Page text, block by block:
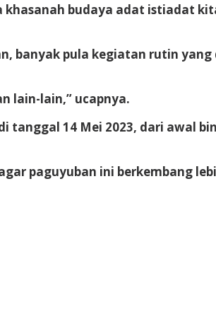
khasanah budaya adat istiadat
banyak pula kegiatan rutin
lain-lain,” ucapnya.
14 Mei 2023, dari awal
paguyuban ini berkembang